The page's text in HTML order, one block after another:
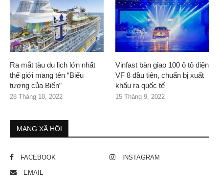
Ra mắt tàu du lịch lớn nhất
thế giới mang tên “Biểu
tượng của Biển”
28 Tháng 10, 2022
Vinfast bàn giao 100 ô tô điện
VF 8 đầu tiên, chuẩn bị xuất
khẩu ra quốc tế
15 Tháng 9, 2022
MẠNG XÃ HỘI
FACEBOOK INSTAGRAM
EMAIL